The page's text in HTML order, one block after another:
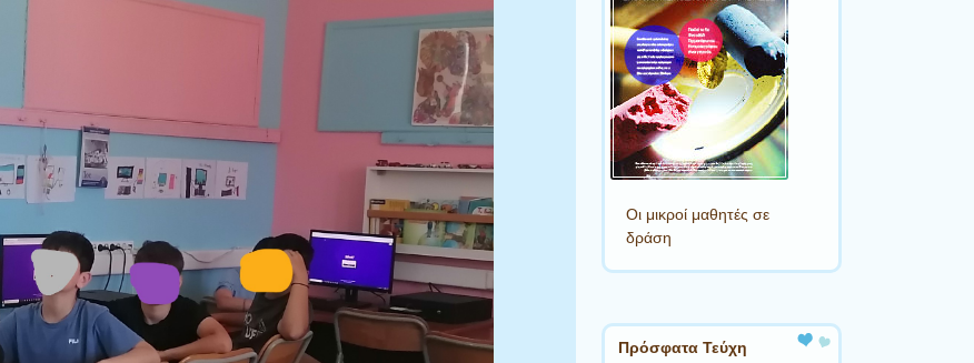
Οι μικροί μαθητές σε
δράση
Πρόσφατα Τεύχη